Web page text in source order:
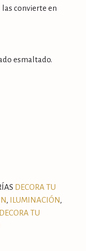
las convierte en
esmaltado.
DECORA TU
, ILUMINACIÓN,
DECORA TU